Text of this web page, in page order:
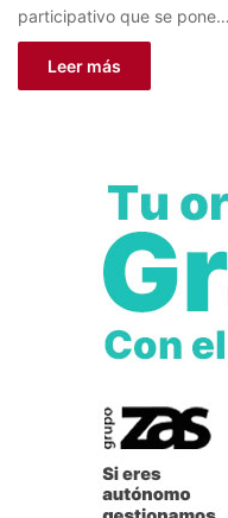
participativo que se pone…
Leer más